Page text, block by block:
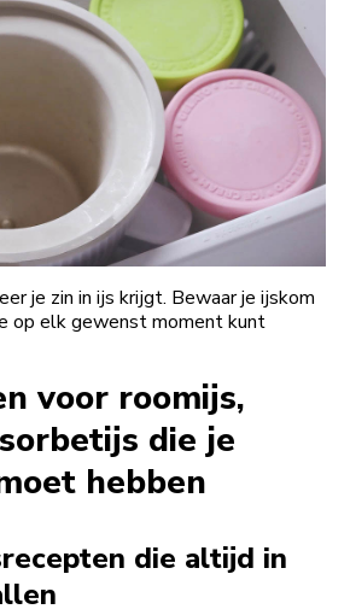
je zin in ijs krijgt. Bewaar je ijskom
op elk gewenst moment kunt
voor roomijs,
die je
hebben
die altijd in